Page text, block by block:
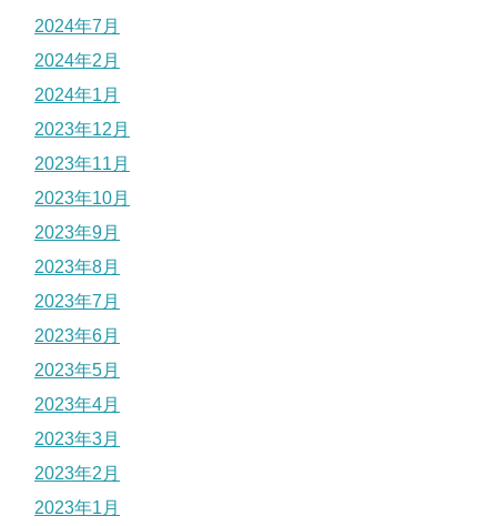
2024年7月
2024年2月
2024年1月
2023年12月
2023年11月
2023年10月
2023年9月
2023年8月
2023年7月
2023年6月
2023年5月
2023年4月
2023年3月
2023年2月
2023年1月